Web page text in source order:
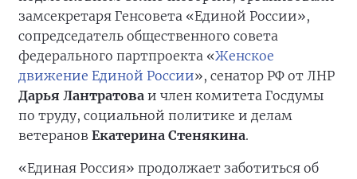
замсекретаря Генсовета «Единой России»,
сопредседатель общественного совета
федерального партпроекта «Женское
движение Единой России», сенатор РФ от ЛНР
Дарья Лантратова и член комитета Госдумы
по труду, социальной политике и делам
ветеранов Екатерина Стенякина.
«Единая Россия» продолжает заботиться об